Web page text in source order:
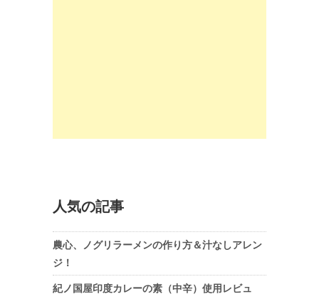
人気の記事
農心、ノグリラーメンの作り方＆汁なしアレン
ジ！
紀ノ国屋印度カレーの素（中辛）使用レビュ